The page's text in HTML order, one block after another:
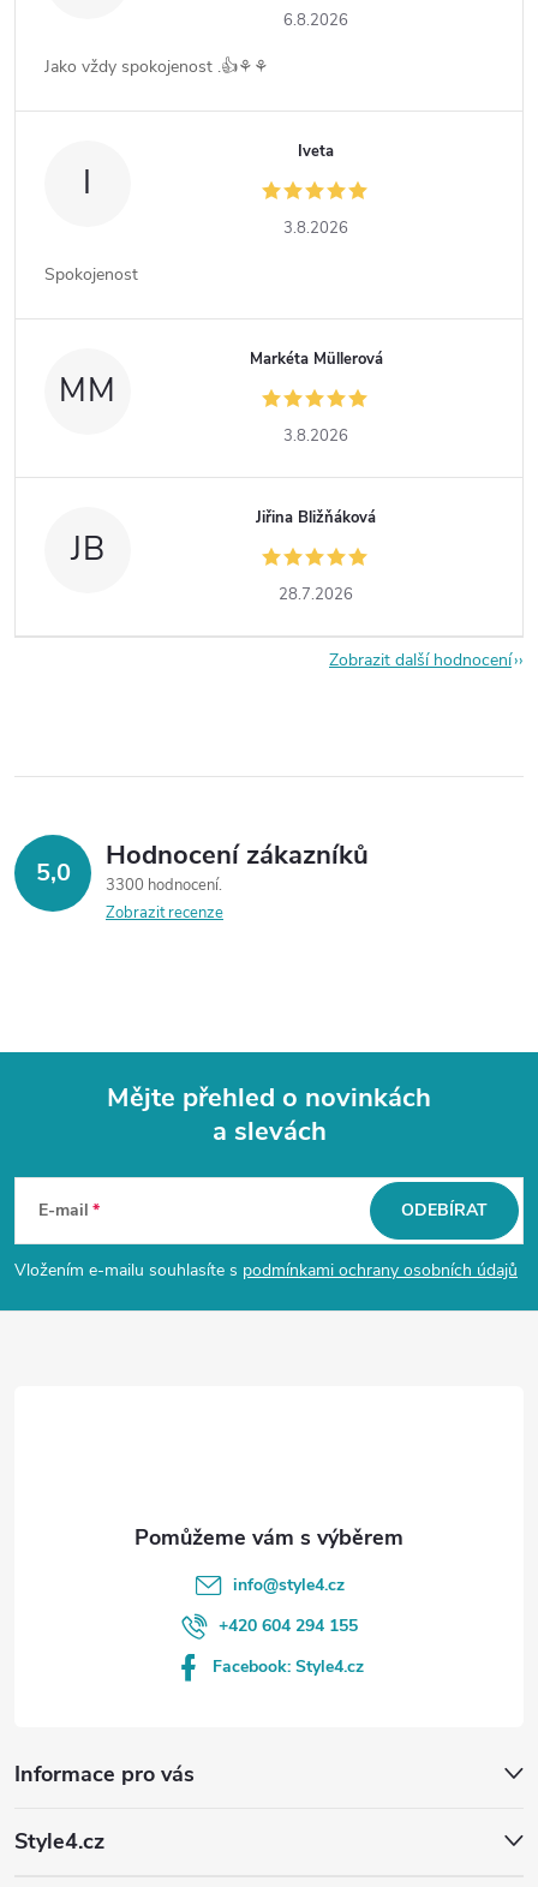
6.8.2026
Jako vždy spokojenost .👍⚘️⚘️
I
Iveta
3.8.2026
Spokojenost
MM
Markéta Müllerová
3.8.2026
JB
Jiřina Bližňáková
28.7.2026
Zobrazit další hodnocení
5,0 Hodnocení zákazníků
3300 hodnocení
Zobrazit recenze
p
Mějte přehled o novinkách
a slevách
E-mail
Vložením e-mailu souhlasíte s podmínkami ochrany osobních údajů
ODEBÍRAT
Informace pro vás
Style4.cz
info@style4.cz
+420 604 294 155
Facebook: Style4.cz